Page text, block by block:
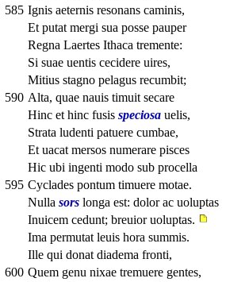
585 Ignis aeternis resonans caminis,
Et putat mergi sua posse pauper
Regna Laertes Ithaca tremente:
Si suae uentis cecidere uires,
Mitius stagno pelagus recumbit;
590 Alta, quae nauis timuit secare
Hinc et hinc fusis speciosa uelis,
Strata ludenti patuere cumbae,
Et uacat mersos numerare pisces
Hic ubi ingenti modo sub procella
595 Cyclades pontum timuere motae.
Nulla sors longa est: dolor ac uoluptas
Inuicem cedunt; breuior uoluptas.
Ima permutat leuis hora summis.
Ille qui donat diadema fronti,
600 Quem genu nixae tremuere gentes,